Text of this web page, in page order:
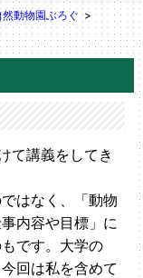
然動物園ぶろぐ
て講義をしてき
はなく、「動物
内容や目標」に
です。大学の
回は私を含めて